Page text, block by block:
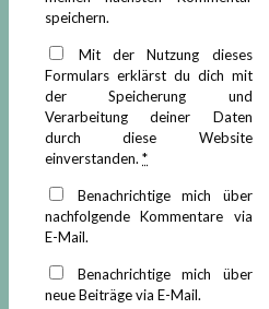
speichern.
Mit der Nutzung dieses
Formulars erklärst du dich mit
der Speicherung und
Verarbeitung deiner Daten
durch diese Website
einverstanden. *
Benachrichtige mich über
nachfolgende Kommentare via
E-Mail.
Benachrichtige mich über
neue Beiträge via E-Mail.